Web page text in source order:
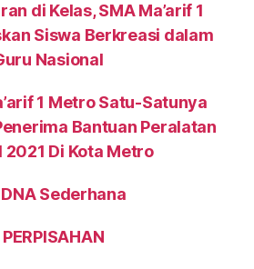
di Kelas, SMA Ma’arif 1
Siswa Berkreasi dalam
Nasional
1 Metro Satu-Satunya
Bantuan Peralatan
Di Kota Metro
Sederhana